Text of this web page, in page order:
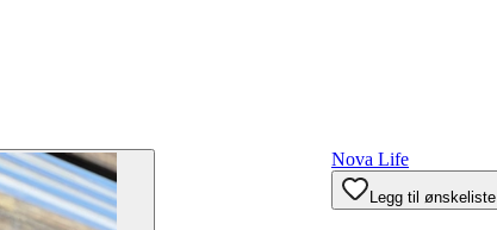
Nova Life
Legg til ønskeliste